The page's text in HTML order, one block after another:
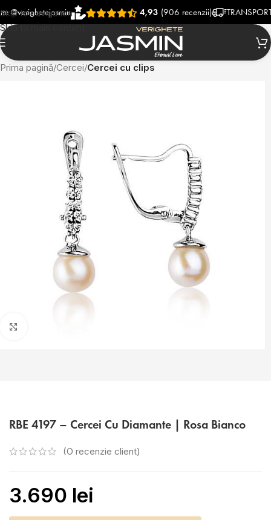
Skip to navigation
Skip to main content
4,93(906 recenzii) TRANSPORT
Prima pagină Cercei Cercei cu clips
RBE 4197 – Cercei Cu Diamante | Rosa Bianco
(O recenzie client)
3.690 lei